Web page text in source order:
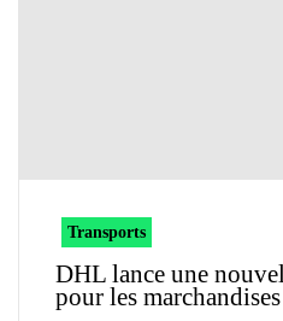
Transports
DHL lance une
pour les